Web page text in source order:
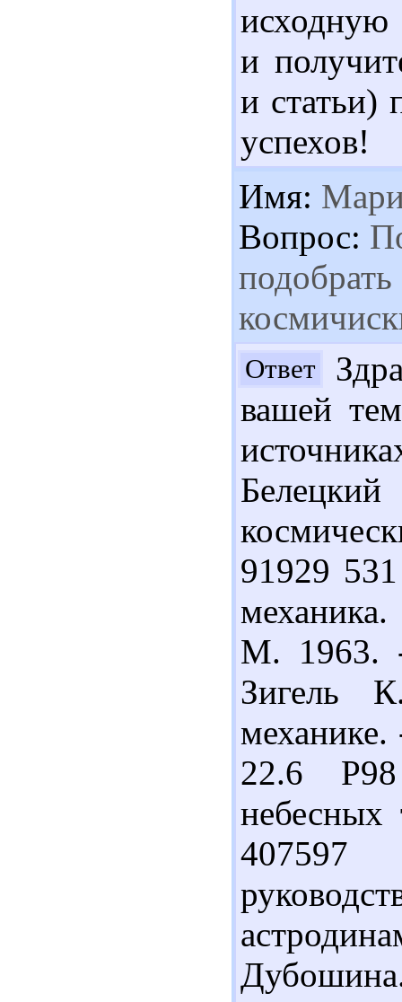
и
и статьи)
успехов!
Имя:
Вопрос:
Ответ
вашей
91929
М. 1963.
Зигель
22.6
407597